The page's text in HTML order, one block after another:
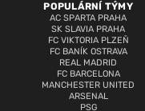
POPULÁRNÍ TÝMY
AC SPARTA PRAHA
SK SLAVIA PRAHA
FC VIKTORIA PLZEŇ
FC BANÍK OSTRAVA
REAL MADRID
FC BARCELONA
MANCHESTER UNITED
ARSENAL
PSG